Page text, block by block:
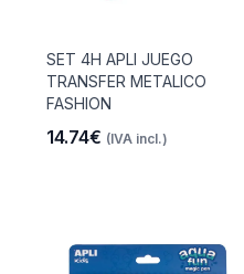
SET 4H APLI JUEGO
TRANSFER METALICO
FASHION
14.74€ (IVA incl.)